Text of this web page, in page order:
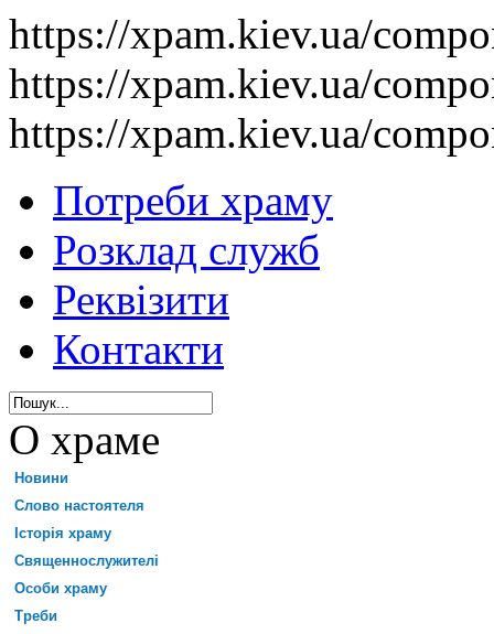
https://xpam.kiev.ua/
https://xpam.kiev.ua/
https://xpam.kiev.ua/
Потреби храму
Розклад служб
Реквізити
Контакти
О храме
Новини
Слово настоятеля
Історія храму
Священнослужителі
Особи храму
Треби